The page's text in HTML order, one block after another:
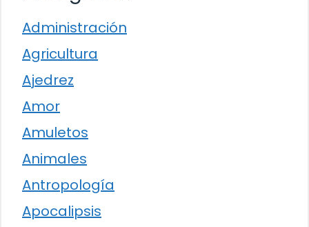
Administración
Agricultura
Ajedrez
Amor
Amuletos
Animales
Antropología
Apocalipsis